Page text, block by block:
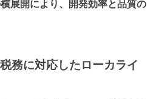
展開により、開発効率と品質の
務に対応したローカライ